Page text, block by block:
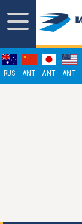
RUS ANT ANT ANT